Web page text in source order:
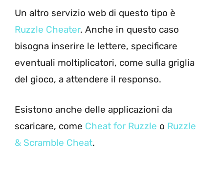
Un altro servizio web di questo tipo è
Ruzzle Cheater. Anche in questo caso
bisogna inserire le lettere, specificare
eventuali moltiplicatori, come sulla griglia
del gioco, a attendere il responso.
Esistono anche delle applicazioni da
scaricare, come Cheat for Ruzzle o Ruzzle
& Scramble Cheat.